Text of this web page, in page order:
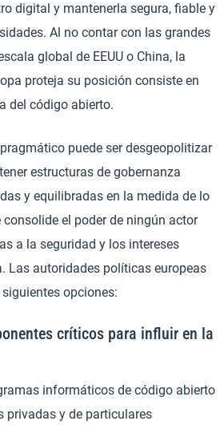
digital y mantenerla segura, fiable y
Al no contar con las grandes
global de EEUU o China, la
proteja su posición consiste en
del código abierto.
puede ser desgeopolitizar
estructuras de gobernanza
y equilibradas en la medida de lo
el poder de ningún actor
a la seguridad y los intereses
Las autoridades políticas europeas
opciones:
críticos para influir en la
informáticos de código abierto
privadas y de particulares